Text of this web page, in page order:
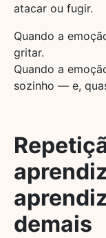
atacar ou fugir.
Quando a
gritar.
Quando a
sozinho — e,
demais